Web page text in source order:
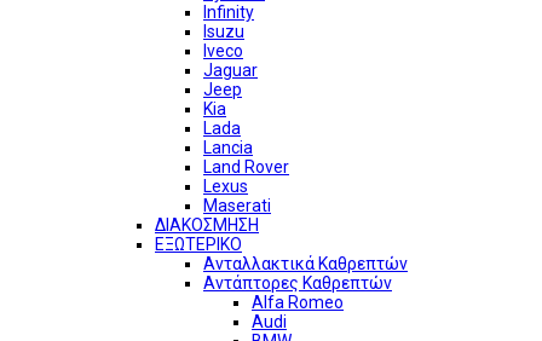
Infinity
Isuzu
Iveco
Jaguar
Jeep
Kia
Lada
Lancia
Land Rover
Lexus
Maserati
ΔΙΑΚΟΣΜΗΣΗ
ΕΞΩΤΕΡΙΚΟ
Ανταλλακτικά Καθρεπτών
Αντάπτορες Καθρεπτών
Alfa Romeo
Audi